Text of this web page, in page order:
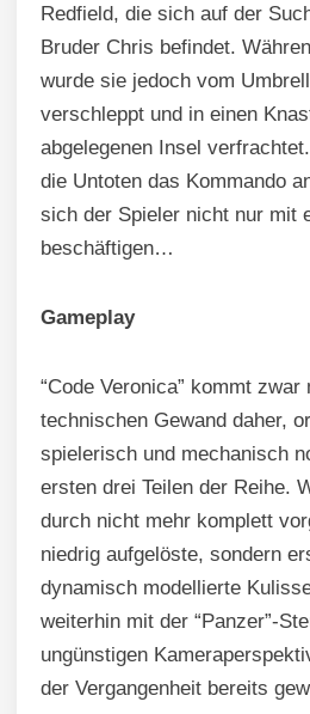
Redfield, die sich auf der
Bruder Chris befindet.
wurde sie jedoch vom
verschleppt und in einen
abgelegenen Insel
die Untoten das Kommando
sich der Spieler nicht nur mit
beschäftigen…
Gameplay
“Code Veronica” kommt
technischen Gewand daher,
spielerisch und mechanisch
ersten drei Teilen der Reihe.
durch nicht mehr komplett
niedrig aufgelöste, sondern
dynamisch modellierte
weiterhin mit der “Panzer”-
ungünstigen
der Vergangenheit bereits